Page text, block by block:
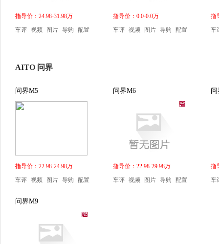
指导价：24.98-31.98万
车评 视频 图片 导购 配置
指导价：0.0-0.0万
车评 视频 图片 导购 配置
指
车
AITO 问界
问界M5
指导价：22.98-24.98万
车评 视频 图片 导购 配置
问界M6
指导价：22.98-29.98万
车评 视频 图片 导购 配置
问
指
车
问界M9